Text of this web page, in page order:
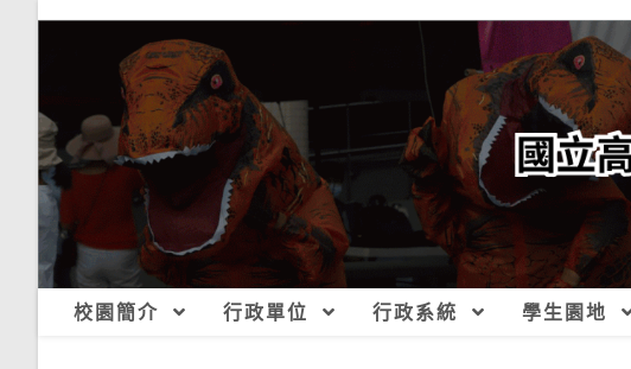
校園簡介 行政單位 行政系統 學生園地